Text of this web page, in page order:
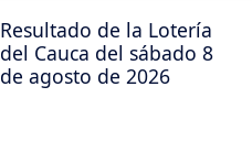
Resultado de la Lotería
del Cauca del sábado 8
de agosto de 2026